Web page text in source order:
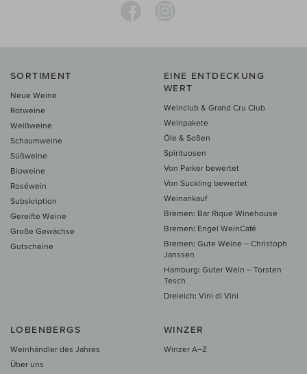
SORTIMENT
Neue Weine
Rotweine
Weißweine
Schaumweine
Süßweine
Bioweine
Roséwein
Subskription
Gereifte Weine
Große Gewächse
Gutscheine
EINE ENTDECKUNG
WERT
Weinclub & Grand Cru Club
Weinpakete
Öle & Soßen
Spirituosen
Von Parker bewertet
Von Suckling bewertet
Weinankauf
Bremen: Bar Rique Winehouse
Bremen: Engel WeinCafé
Bremen: Gute Weine – Christoph
Janssen
Hamburg: Guter Wein – Torsten
Tesch
Dreieich: Vini di Vini
LOBENBERGS
Weinhändler des Jahres
Über uns
WINZER
Winzer A–Z